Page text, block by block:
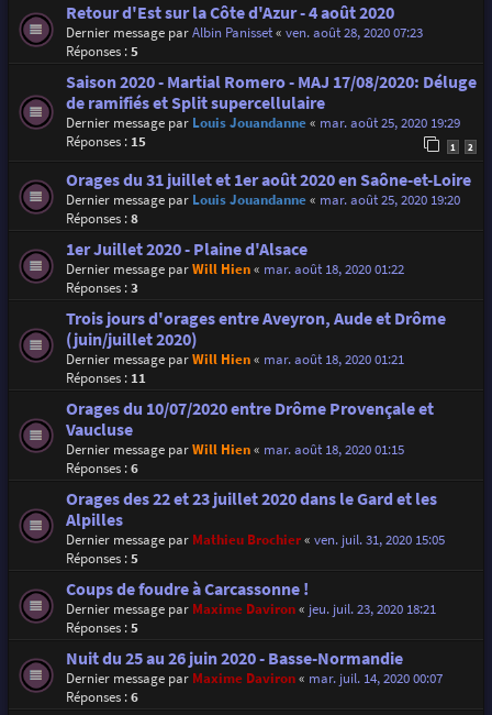
Retour d'Est sur la Côte d'Azur - 4 août 2020
Dernier message parAlbin Panisset« ven. août 28, 2020 07:23
Réponses :5
Saison 2020 - Martial Romero - MAJ 17/08/2020: Déluge
de ramifiés et Split supercellulaire
Dernier message par Louis Jouandanne« mar. août 25, 2020 19:29
Réponses : 15 1 2
Orages du 31 juillet et 1er août 2020 en Saône-et-Loire
Dernier message par Louis Jouandanne« mar. août 25, 2020 19:20
Réponses :8
1er Juillet 2020 - Plaine d'Alsace
Dernier message parWill Hien« mar. août 18, 2020 01:22
Réponses :3
Trois jours d'orages entre Aveyron, Aude et Drôme
(juin/juillet 2020)
Dernier message parWill Hien« mar. août 18, 2020 01:21
Réponses : 11
Orages du 10/07/2020 entre Drôme Provençale et
Vaucluse
Dernier message parWill Hien« mar. août 18, 2020 01:15
Réponses :6
Orages des 22 et 23 juillet 2020 dans le Gard et les
Alpilles
Dernier message par Mathieu Brochier« ven. juil. 31, 2020 15:05
Réponses :5
Coups de foudre à Carcassonne !
Dernier message par Maxime Daviron« jeu. juil. 23, 2020 18:21
Réponses :5
Nuit du 25 au 26 juin 2020 - Basse-Normandie
Dernier message par Maxime Daviron« mar. juil. 14, 2020 00:07
Réponses :6